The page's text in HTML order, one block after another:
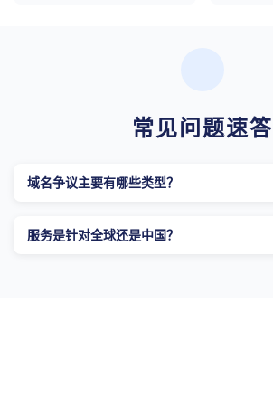
常见问题速答
域名争议主要有哪些类型？
服务是针对全球还是中国？